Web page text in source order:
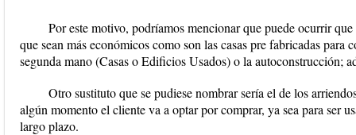
Por este motivo, podríamos mencionar que puede ocurrir
que sean más económicos como son las casas pre fabricadas
segunda mano (Casas o Edificios Usados) o la autoconstrucción;
Otro sustituto que se pudiese nombrar sería el de los
algún momento el cliente va a optar por comprar, ya sea para ser
largo plazo.